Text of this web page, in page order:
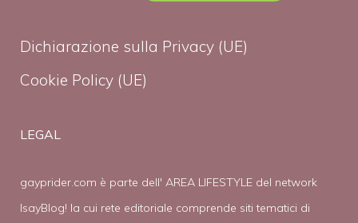
Dichiarazione sulla Privacy (UE)
Cookie Policy (UE)
LEGAL
gayprider.com è parte dell' AREA LIFESTYLE del network
IsayBlog! la cui rete editoriale comprende siti tematici di